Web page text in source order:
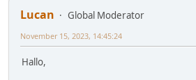
Lucan
Global Moderator
November 15, 2023, 14:45:24
Hallo,